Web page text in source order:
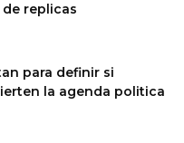
replicas
para definir si
la agenda politica